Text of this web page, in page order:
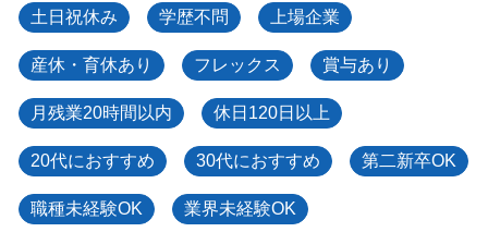
土日祝休み 学歴不問 上場企業
産休・育休あり フレックス 賞与あり
月残業20時間以内 休日120日以上
20代におすすめ 30代におすすめ 第二新卒OK
職種未経験OK 業界未経験OK